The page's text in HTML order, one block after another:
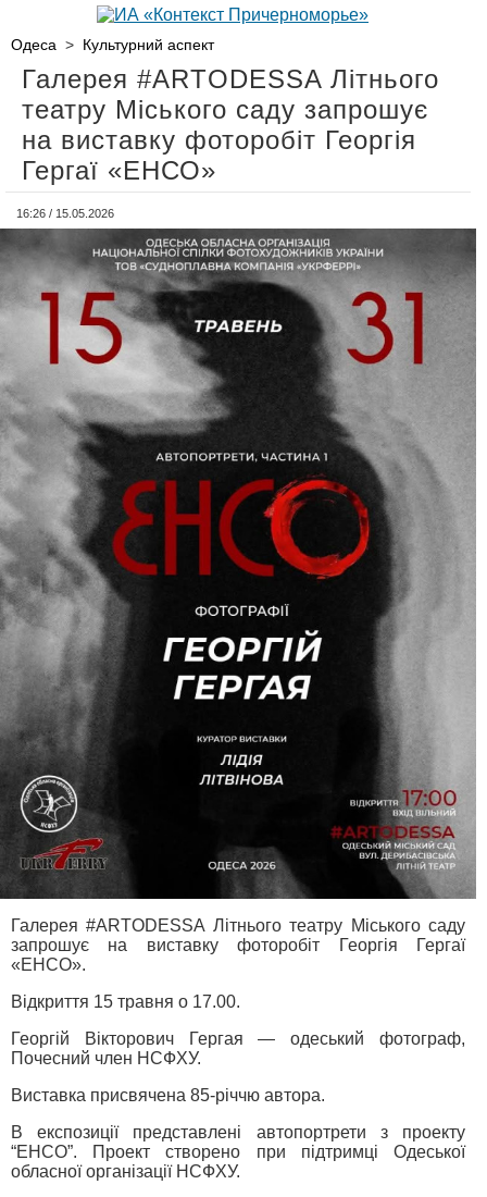
Одеса > Культурний аспект
Галерея #ARTODESSA Літнього
театру Міського саду запрошує
на виставку фоторобіт Георгія
Гергаї «ЕНСО»
16:26 / 15.05.2026
Галерея #ARTODESSA Літнього театру Міського саду
запрошує на виставку фоторобіт Георгія Гергаї
«ЕНСО».
Відкриття 15 травня о 17.00.
Георгій Вікторович Гергая — одеський фотограф,
Почесний член НСФХУ.
Виставка присвячена 85-річчю автора.
В експозиції представлені автопортрети з проекту
“ЕНСО”. Проект створено при підтримці Одеської
обласної організації НСФХУ.